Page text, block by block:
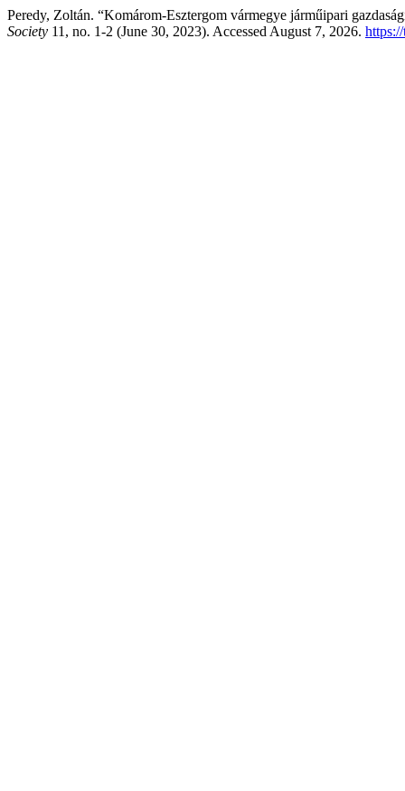
Peredy, Zoltán. “Komárom-Esztergom vármegye járműipari
Society 11, no. 1-2 (June 30, 2023). Accessed August 7, 2026.